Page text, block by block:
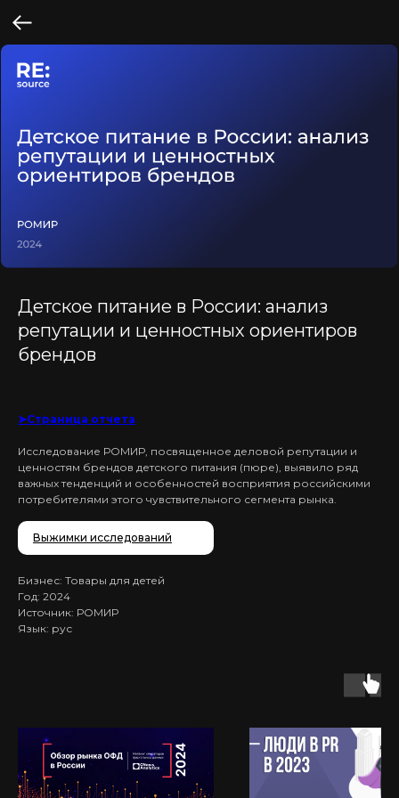
Детское питание в России: анализ
репутации и ценностных ориентиров
брендов
➤Страница отчета
Исследование РОМИР, посвященное деловой репутации и
ценностям брендов детского питания (пюре), выявило ряд
важных тенденций и особенностей восприятия российскими
потребителями этого чувствительного сегмента рынка.
Выжимки исследований
Бизнес: Товары для детей
Год: 2024
Источник: РОМИР
Язык: рус